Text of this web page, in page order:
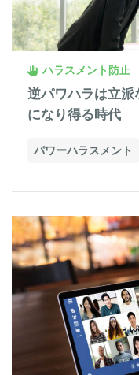
ハラスメント防止
逆パワハラは立
になり得る時代
パワーハラスメント